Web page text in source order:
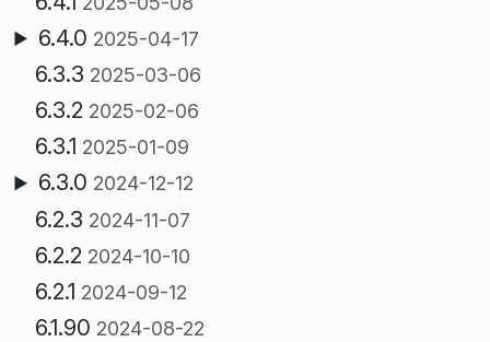
6.4.0 2025-04-17
6.3.3 2025-03-06
6.3.2 2025-02-06
6.3.1 2025-01-09
6.3.0 2024-12-12
6.2.3 2024-11-07
6.2.2 2024-10-10
6.2.1 2024-09-12
6.1.90 2024-08-22